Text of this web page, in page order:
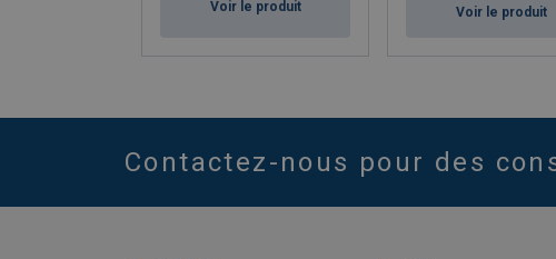
Voir le produit Voir le produit
Contactez-nous pour des